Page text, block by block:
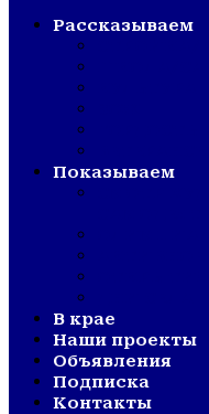
Рассказываем
Показываем
В крае
Наши проекты
Объявления
Подписка
Контакты